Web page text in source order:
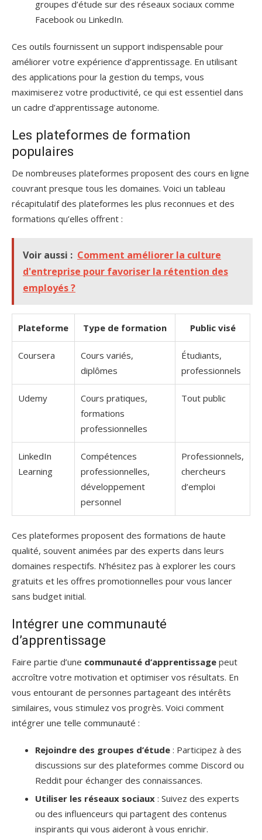
groupes d’étude sur des réseaux sociaux comme
Facebook ou LinkedIn.
Ces outils fournissent un support indispensable pour
améliorer votre expérience d’apprentissage. En utilisant
des applications pour la gestion du temps, vous
maximiserez votre productivité, ce qui est essentiel dans
un cadre d’apprentissage autonome.
Les plateformes de formation
populaires
De nombreuses plateformes proposent des cours en ligne
couvrant presque tous les domaines. Voici un tableau
récapitulatif des plateformes les plus reconnues et des
formations qu’elles offrent :
Voir aussi : Comment améliorer la culture
d'entreprise pour favoriser la rétention des
employés ?
Plateforme Type de formation Public visé
Coursera
Cours variés,
diplômes
Étudiants,
professionnels
Udemy
Cours pratiques,
formations
professionnelles
Tout public
LinkedIn
Learning
Compétences
professionnelles,
développement
personnel
Professionnels,
chercheurs
d’emploi
Ces plateformes proposent des formations de haute
qualité, souvent animées par des experts dans leurs
domaines respectifs. N’hésitez pas à explorer les cours
gratuits et les offres promotionnelles pour vous lancer
sans budget initial.
Intégrer une communauté
d’apprentissage
Faire partie d’une communauté d’apprentissage peut
accroître votre motivation et optimiser vos résultats. En
vous entourant de personnes partageant des intérêts
similaires, vous stimulez vos progrès. Voici comment
intégrer une telle communauté :
Rejoindre des groupes d’étude : Participez à des
discussions sur des plateformes comme Discord ou
Reddit pour échanger des connaissances.
Utiliser les réseaux sociaux : Suivez des experts
ou des influenceurs qui partagent des contenus
inspirants qui vous aideront à vous enrichir.